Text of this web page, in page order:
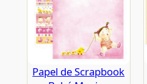
Papel de Scrapbook